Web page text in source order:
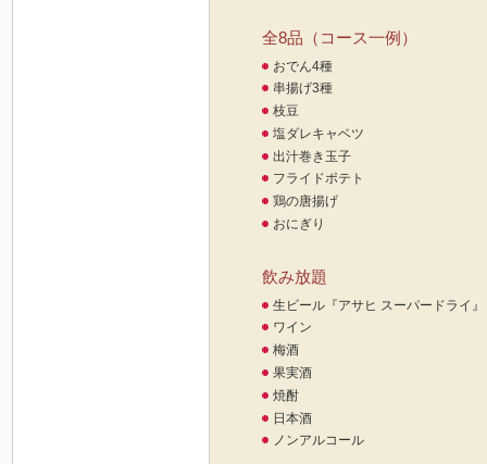
全8品（コース一例）
おでん4種
串揚げ3種
枝豆
塩ダレキャベツ
出汁巻き玉子
フライドポテト
鶏の唐揚げ
おにぎり
飲み放題
生ビール『アサヒ スーパードライ』
ワイン
梅酒
果実酒
焼酎
日本酒
ノンアルコール